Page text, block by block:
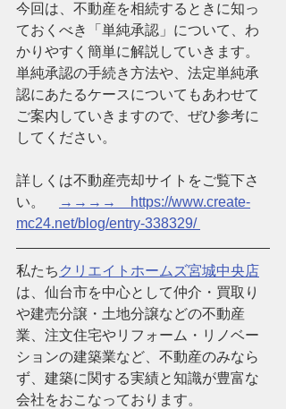
今回は、不動産を相続するときに知っ
ておくべき「単純承認」について、わ
かりやすく簡単に解説していきます。
単純承認の手続き方法や、法定単純承
認にあたるケースについてもあわせて
ご案内していきますので、ぜひ参考に
してください。
詳しくは不動産売却サイトをご覧下さ
い。
→→→→　https://www.create-
mc24.net/blog/entry-338329/
私たち クリエイトホームズ宮城中央店
は、仙台市を中心として仲介・買取り
や建売分譲・土地分譲などの不動産
業、注文住宅やリフォーム・リノベー
ションの建築業など、 不動産のみなら
ず、建築に関する実績と知識が豊富な
会社をおこなっております。